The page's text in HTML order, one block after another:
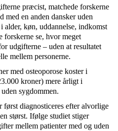
præcist, matchede forskerne
med en anden dansker uden
alder, køn, uddannelse, indkomst
forskerne se, hvor meget
udgifterne – uden at resultatet
mellem personerne.
med osteoporose koster i
kroner) mere årligt i
sygdommen.
diagnosticeres efter alvorlige
størst. Ifølge studiet stiger
mellem patienter med og uden